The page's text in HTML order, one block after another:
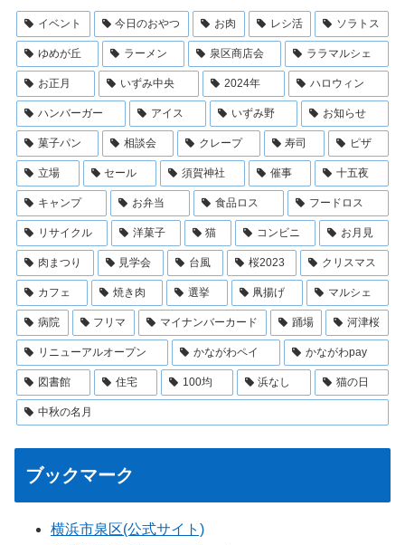
イベント 今日のおやつ お肉 レシ活 ソラトス
ゆめが丘 ラーメン 泉区商店会 ララマルシェ
お正月 いずみ中央 2024年 ハロウィン
ハンバーガー アイス いずみ野 お知らせ
菓子パン 相談会 クレープ 寿司 ピザ
立場 セール 須賀神社 催事 十五夜
キャンプ お弁当 食品ロス フードロス
リサイクル 洋菓子 猫 コンビニ お月見
肉まつり 見学会 台風 桜2023 クリスマス
カフェ 焼き肉 選挙 凧揚げ マルシェ
病院 フリマ マイナンバーカード 踊場 河津桜
リニューアルオープン かながわペイ かながわpay
図書館 住宅 100均 浜なし 猫の日
中秋の名月
ブックマーク
横浜市泉区(公式サイト)